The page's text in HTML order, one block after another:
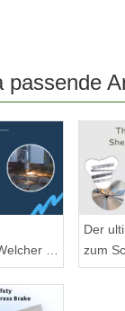
passende
ist
Der
zum